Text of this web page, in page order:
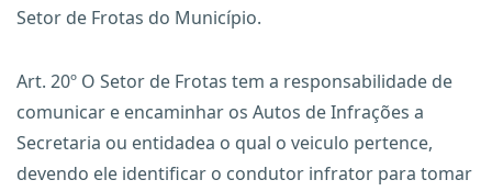
Setor de Frotas do Município.
Art. 20º O Setor de Frotas tem a responsabilidade de
comunicar e encaminhar os Autos de Infrações a
Secretaria ou entidadea o qual o veiculo pertence,
devendo ele identificar o condutor infrator para tomar